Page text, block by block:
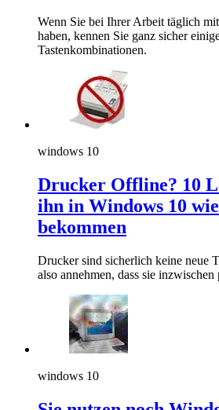
Wenn Sie bei Ihrer Arbeit täglich
haben, kennen Sie ganz sicher
Tastenkombinationen.
windows 10
Drucker Offline? 10
ihn in Windows 10
bekommen
Drucker sind sicherlich keine neue
also annehmen, dass sie
windows 10